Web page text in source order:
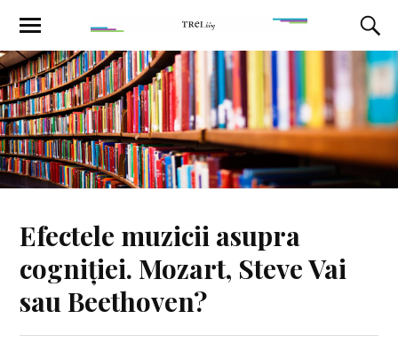
Efectele muzicii asupra
cogniției. Mozart, Steve Vai
sau Beethoven?